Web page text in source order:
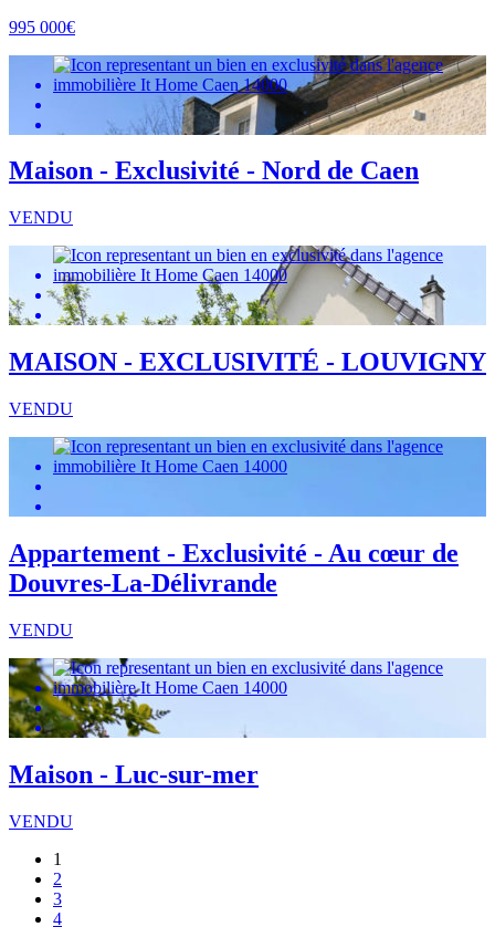
995 000€
Maison - Exclusivité - Nord de Caen
VENDU
MAISON - EXCLUSIVITÉ - LOUVIGNY
VENDU
Appartement - Exclusivité - Au cœur de
Douvres-La-Délivrande
VENDU
Maison - Luc-sur-mer
VENDU
1
2
3
4